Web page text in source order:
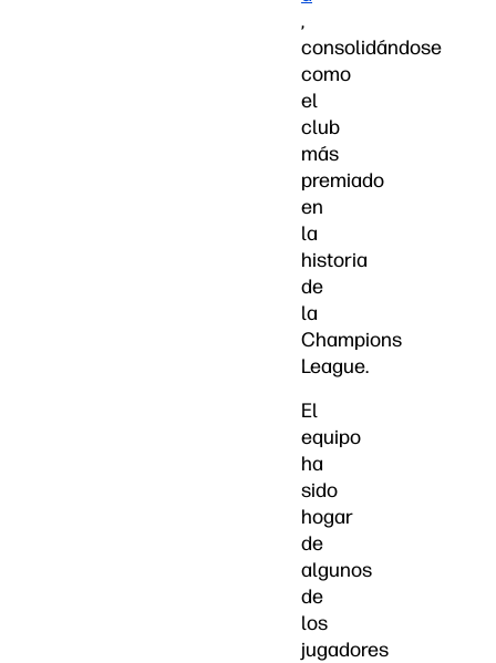
,
consolidándose
como
el
club
más
premiado
en
la
historia
de
la
Champions
League.
El
equipo
ha
sido
hogar
de
algunos
de
los
jugadores